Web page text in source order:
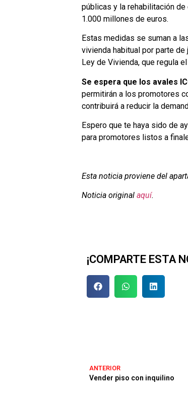
públicas y la rehabilitación
1.000 millones de euros.
Estas medidas se suman a
vivienda habitual por parte
Ley de Vivienda, que regula
Se espera que los avales
permitirán a los promotores
contribuirá a reducir la
Espero que te haya sido de
para promotores listos a
Esta noticia proviene del
Noticia original aquí.
¡COMPARTE ESTA
ANTERIOR
Vender piso con inquilino